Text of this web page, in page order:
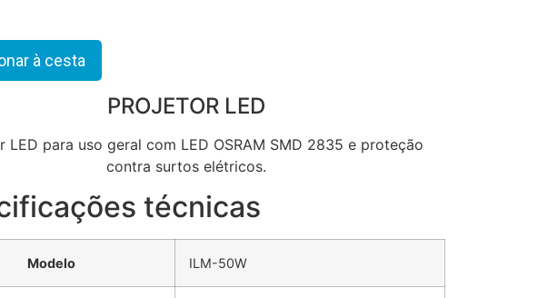
à cesta
PROJETOR LED
LED para uso geral com LED OSRAM SMD 2835 e proteção
contra surtos elétricos.
técnicas
Modelo ILM-50W